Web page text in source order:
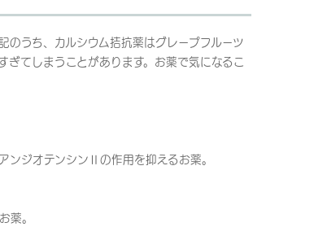
のうち、カルシウム拮抗薬はグレープフルーツ
ぎてしまうことがあります。お薬で気になるこ
ンジオテンシンⅡの作用を抑えるお薬。
薬。